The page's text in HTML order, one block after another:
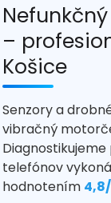
–
Košice
Senzory a
vibračný
telefónov
hodnotením